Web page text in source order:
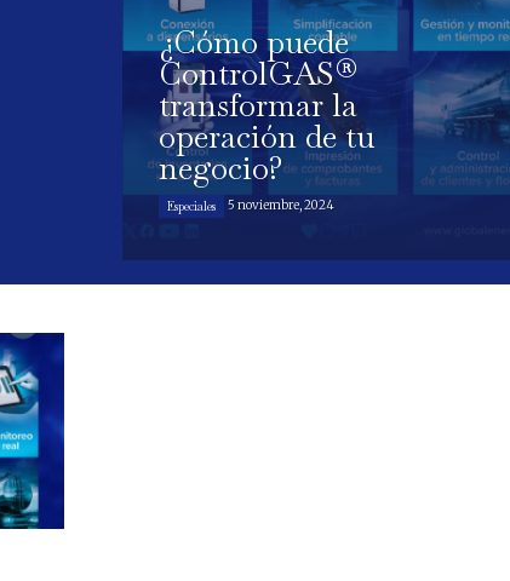
¿Cómo puede
ControlGAS®
transformar la
operación de tu
negocio?
Especiales 5 noviembre, 2024